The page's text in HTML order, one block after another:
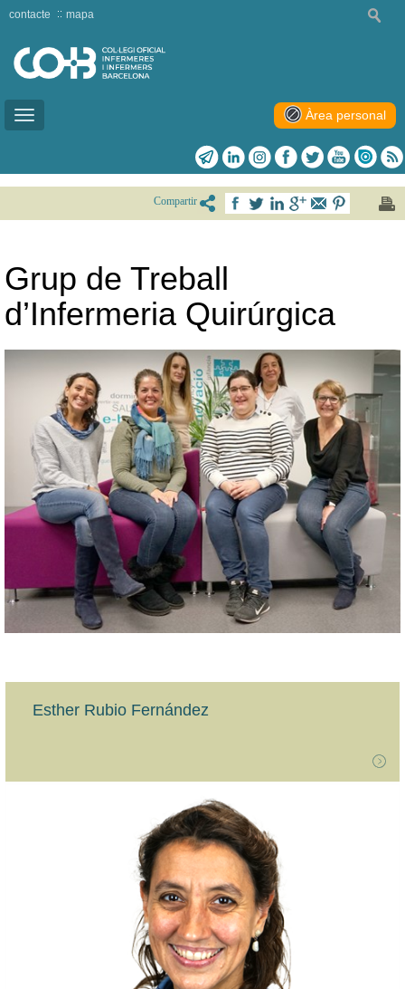
Toggle
contacte mapa
Àrea personal
Compartir
Grup de Treball
d’Infermeria Quirúrgica
Esther Rubio Fernández